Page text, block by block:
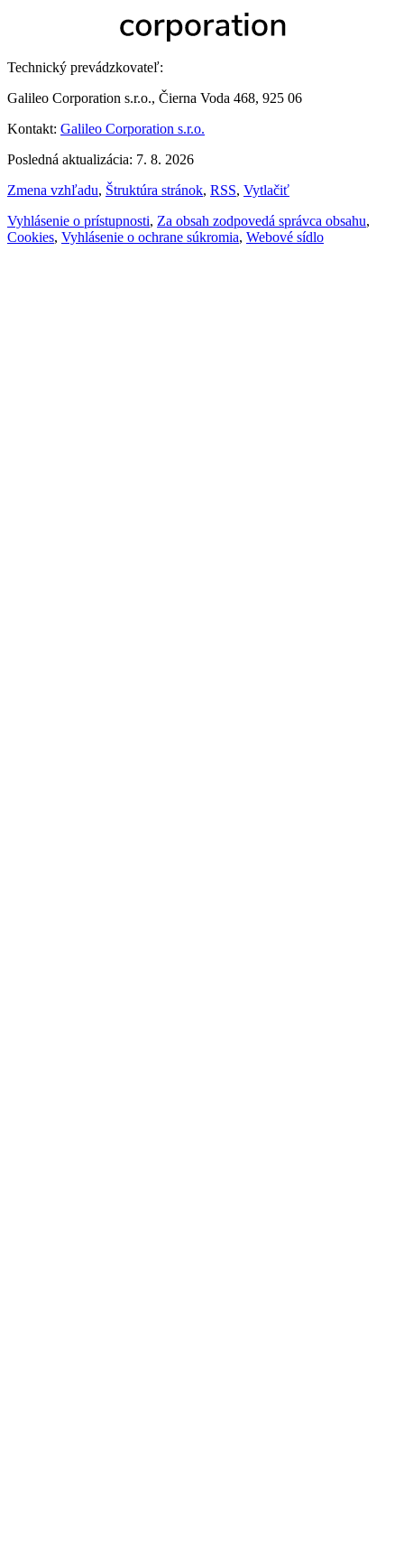
Technický prevádzkovateľ:
Galileo Corporation s.r.o., Čierna Voda 468, 925 06
Kontakt: Galileo Corporation s.r.o.
Posledná aktualizácia: 7. 8. 2026
Zmena vzhľadu, Štruktúra stránok, RSS, Vytlačiť
Vyhlásenie o prístupnosti, Za obsah zodpovedá správca obsahu,
Cookies, Vyhlásenie o ochrane súkromia, Webové sídlo